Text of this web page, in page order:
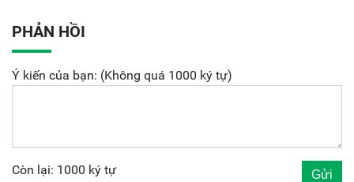
PHẢN HỒI
Ý kiến của bạn: (Không quá 1000 ký tự)
Còn lại: 1000 ký tự